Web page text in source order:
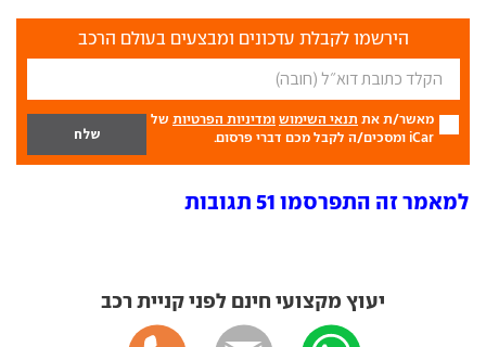
הירשמו לקבלת עדכונים ומבצעים בעולם הרכב
מאשר/ת את תנאי השימוש ומדיניות הפרטיות של
iCar ומסכים/ה לקבל מכם דברי פרסום.
למאמר זה התפרסמו 51 תגובות
יעוץ מקצועי חינם לפני קניית רכב